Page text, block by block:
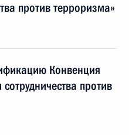
против терроризма»
Конвенция
против